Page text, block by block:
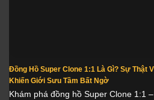
Đồng Hồ Super Clone 1:1 Là Gì? Sự Thật
Khiến Giới Sưu Tầm Bất Ngờ
Khám phá đồng hồ Super Clone 1:1